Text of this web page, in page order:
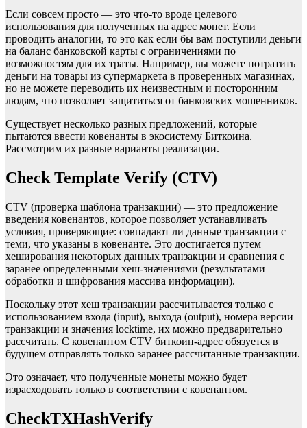
Если совсем просто — это что-то вроде целевого
использования для полученных на адрес монет. Если
проводить аналогии, то это как если бы вам поступили деньги
на баланс банковской карты с ограничениями по
возможностям для их траты. Например, вы можете потратить
деньги на товары из супермаркета в проверенных магазинах,
но не можете переводить их неизвестным и посторонним
людям, что позволяет защититься от банковских мошенников.
Существует несколько разных предложений, которые
пытаются ввести ковенанты в экосистему Биткоина.
Рассмотрим их разные варианты реализации.
Check Template Verify (CTV)
CTV (проверка шаблона транзакции) — это предложение
введения ковенантов, которое позволяет устанавливать
условия, проверяющие: совпадают ли данные транзакции с
теми, что указаны в ковенанте. Это достигается путем
хеширования некоторых данных транзакции и сравнения с
заранее определенными хеш-значениями (результатами
обработки и шифрования массива информации).
Поскольку этот хеш транзакции рассчитывается только с
использованием входа (input), выхода (output), номера версии
транзакции и значения locktime, их можно предварительно
рассчитать. С ковенантом CTV биткоин-адрес обязуется в
будущем отправлять только заранее рассчитанные транзакции.
Это означает, что полученные монеты можно будет
израсходовать только в соответствии с ковенантом.
CheckTXHashVerify